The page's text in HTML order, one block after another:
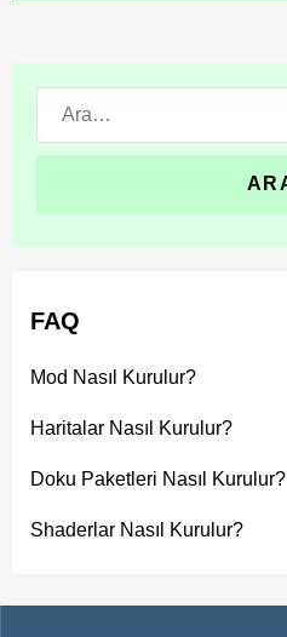
Ara:
FAQ
Mod Nasıl Kurulur?
Haritalar Nasıl Kurulur?
Doku Paketleri Nasıl Kurulur?
Shaderlar Nasıl Kurulur?